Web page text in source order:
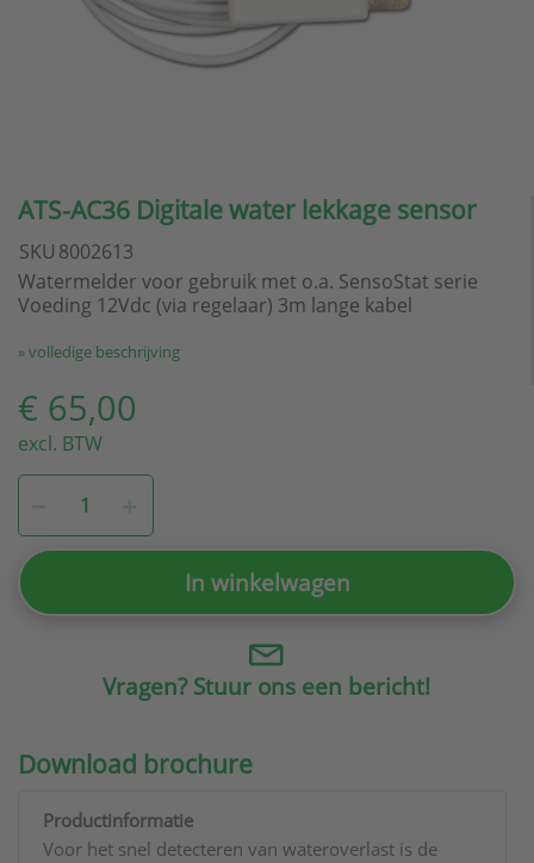
ATS-AC36 Digitale water lekkage sensor
SKU 8002613
Watermelder voor gebruik met o.a. SensoStat serie
Voeding 12Vdc (via regelaar) 3m lange kabel
» volledige beschrijving
€ 65,00
excl. BTW
In winkelwagen
Vragen? Stuur ons een bericht!
Download brochure
Productinformatie
Voor het snel detecteren van wateroverlast is de